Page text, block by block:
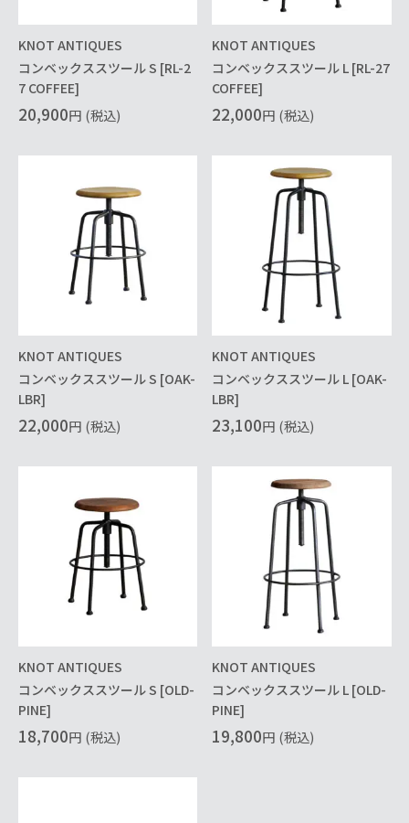
KNOT ANTIQUES
コンベックススツール S [RL-2
7 COFFEE]
20,900円 (税込)
KNOT ANTIQUES
コンベックススツール L [RL-27
COFFEE]
22,000円 (税込)
KNOT ANTIQUES
コンベックススツール S [OAK-
LBR]
22,000円 (税込)
KNOT ANTIQUES
コンベックススツール L [OAK-
LBR]
23,100円 (税込)
KNOT ANTIQUES
コンベックススツール S [OLD-
PINE]
18,700円 (税込)
KNOT ANTIQUES
コンベックススツール L [OLD-
PINE]
19,800円 (税込)